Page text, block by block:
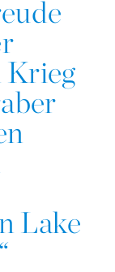
Krieg
Lake